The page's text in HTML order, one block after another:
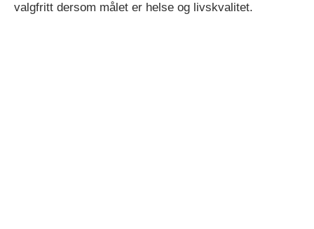
valgfritt dersom målet er helse og livskvalitet.